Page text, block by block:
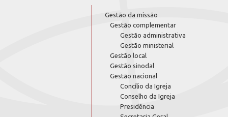
Gestão da missão
Gestão complementar
Gestão administrativa
Gestão ministerial
Gestão local
Gestão sinodal
Gestão nacional
Concílio da Igreja
Conselho da Igreja
Presidência